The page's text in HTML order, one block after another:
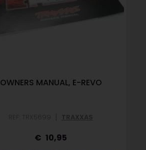
OWNERS MANUAL, E-REVO
REF: TRX5699 | TRAXXAS
10,95